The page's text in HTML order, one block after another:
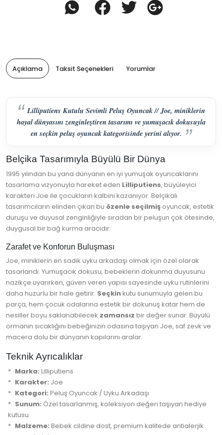
Açıklama Taksit Seçenekleri Yorumlar
Lilliputiens Kutulu Sevimli Peluş Oyuncak // Joe, miniklerin
hayal dünyasını zenginleştiren tasarımı ve yumuşacık dokusuyla
en seçkin peluş oyuncak kategorisinde yerini alıyor.
Belçika Tasarımıyla Büyülü Bir Dünya
1995 yılından bu yana dünyanın en iyi yumuşak oyuncaklarını
tasarlama vizyonuyla hareket eden Lilliputiens, büyüleyici
karakteri Joe ile çocukların kalbini kazanıyor. Belçikalı
tasarımcıların elinden çıkan bu özenle seçilmiş oyuncak, estetik
duruşu ve duyusal zenginliğiyle sıradan bir peluşun çok ötesinde,
duygusal bir bağ kurma aracıdır.
Zarafet ve Konforun Buluşması
Joe, miniklerin en sadık uyku arkadaşı olmak için özel olarak
tasarlandı. Yumuşacık dokusu, bebeklerin dokunma duyusunu
nazikçe uyarırken, güven veren yapısı sayesinde uyku rutinlerini
daha huzurlu bir hale getirir. Seçkinkutu sunumuyla gelen bu
parça, hem çocuk odalarına estetik bir dokunuş katar hem de
nesiller boyu saklanabilecek zamansız bir değer sunar. Büyülü
ormanın sıcaklığını bebeğinizin odasına taşıyan Joe, saf zevk ve
macera dolu bir dünyanın kapılarını aralar.
Teknik Ayrıcalıklar
Marka: Lilliputiens
Karakter: Joe
Kategori: Peluş Oyuncak / Uyku Arkadaşı
Sunum: Özel tasarlanmış, koleksiyon değeri taşıyan hediye
kutusu
Malzeme: Bebek cildine dost, premium kalitede antialerjik